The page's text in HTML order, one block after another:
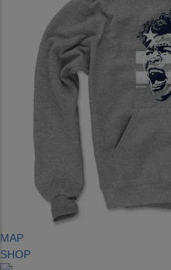
〒101-0061
東京都千代田区神田三崎町２丁目
セレクション名古屋エスカ地下街店
営業：平日・土日祝12:00～19:00
（※15:00～16:00はメンテナンス
〒453-0015
愛知県名古屋市中村区椿町６−９先
MAP
SHOP